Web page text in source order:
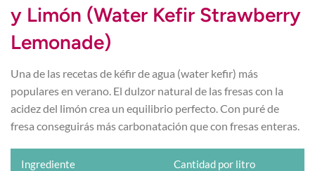
y Limón (Water Kefir Strawberry
Lemonade)
Una de las recetas de kéfir de agua (water kefir) más
populares en verano. El dulzor natural de las fresas con la
acidez del limón crea un equilibrio perfecto. Con puré de
fresa conseguirás más carbonatación que con fresas enteras.
Ingrediente Cantidad por litro